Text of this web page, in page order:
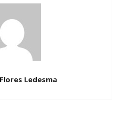
Ledesma